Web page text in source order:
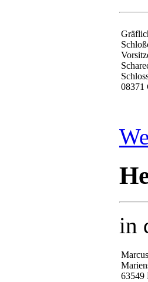
08371
in
63549